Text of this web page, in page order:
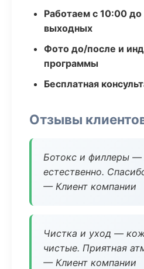
Работаем с 10:00
выходных
Фото до/после и
программы
Бесплатная
Отзывы
Ботокс и филлеры —
естественно.
— Клиент компании
Чистка и уход —
чистые. Приятная
— Клиент компании